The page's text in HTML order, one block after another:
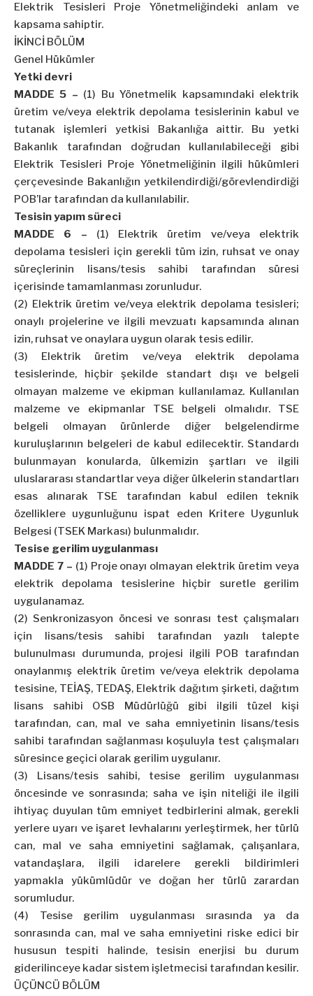
Elektrik Tesisleri Proje Yönetmeliğindeki anlam ve
kapsama sahiptir.
İKİNCİ BÖLÜM
Genel Hükümler
Yetki devri
MADDE 5 – (1) Bu Yönetmelik kapsamındaki elektrik
üretim ve/veya elektrik depolama tesislerinin kabul ve
tutanak işlemleri yetkisi Bakanlığa aittir. Bu yetki
Bakanlık tarafından doğrudan kullanılabileceği gibi
Elektrik Tesisleri Proje Yönetmeliğinin ilgili hükümleri
çerçevesinde Bakanlığın yetkilendirdiği/görevlendirdiği
POB’lar tarafından da kullanılabilir.
Tesisin yapım süreci
MADDE 6 – (1) Elektrik üretim ve/veya elektrik
depolama tesisleri için gerekli tüm izin, ruhsat ve onay
süreçlerinin lisans/tesis sahibi tarafından süresi
içerisinde tamamlanması zorunludur.
(2) Elektrik üretim ve/veya elektrik depolama tesisleri;
onaylı projelerine ve ilgili mevzuatı kapsamında alınan
izin, ruhsat ve onaylara uygun olarak tesis edilir.
(3) Elektrik üretim ve/veya elektrik depolama
tesislerinde, hiçbir şekilde standart dışı ve belgeli
olmayan malzeme ve ekipman kullanılamaz. Kullanılan
malzeme ve ekipmanlar TSE belgeli olmalıdır. TSE
belgeli olmayan ürünlerde diğer belgelendirme
kuruluşlarının belgeleri de kabul edilecektir. Standardı
bulunmayan konularda, ülkemizin şartları ve ilgili
uluslararası standartlar veya diğer ülkelerin standartları
esas alınarak TSE tarafından kabul edilen teknik
özelliklere uygunluğunu ispat eden Kritere Uygunluk
Belgesi (TSEK Markası) bulunmalıdır.
Tesise gerilim uygulanması
MADDE 7 – (1) Proje onayı olmayan elektrik üretim veya
elektrik depolama tesislerine hiçbir suretle gerilim
uygulanamaz.
(2) Senkronizasyon öncesi ve sonrası test çalışmaları
için lisans/tesis sahibi tarafından yazılı talepte
bulunulması durumunda, projesi ilgili POB tarafından
onaylanmış elektrik üretim ve/veya elektrik depolama
tesisine, TEİAŞ, TEDAŞ, Elektrik dağıtım şirketi, dağıtım
lisans sahibi OSB Müdürlüğü gibi ilgili tüzel kişi
tarafından, can, mal ve saha emniyetinin lisans/tesis
sahibi tarafından sağlanması koşuluyla test çalışmaları
süresince geçici olarak gerilim uygulanır.
(3) Lisans/tesis sahibi, tesise gerilim uygulanması
öncesinde ve sonrasında; saha ve işin niteliği ile ilgili
ihtiyaç duyulan tüm emniyet tedbirlerini almak, gerekli
yerlere uyarı ve işaret levhalarını yerleştirmek, her türlü
can, mal ve saha emniyetini sağlamak, çalışanlara,
vatandaşlara, ilgili idarelere gerekli bildirimleri
yapmakla yükümlüdür ve doğan her türlü zarardan
sorumludur.
(4) Tesise gerilim uygulanması sırasında ya da
sonrasında can, mal ve saha emniyetini riske edici bir
hususun tespiti halinde, tesisin enerjisi bu durum
giderilinceye kadar sistem işletmecisi tarafından kesilir.
ÜÇÜNCÜ BÖLÜM